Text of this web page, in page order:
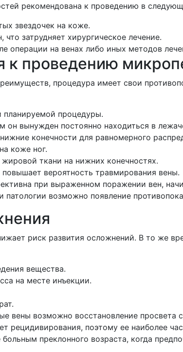
рекомендована к проведению в
звездочек на коже.
затрудняет хирургическое лечение.
операции на венах либо иных методов
к проведению
процедура имеет свои
процедуры.
он вынужден постоянно находиться в
конечности для равномерного
коже ног.
ткани на нижних конечностях.
вероятность травмирования вены.
при выраженном поражении вен,
патологии возможно появление
риск развития осложнений. В то же
вещества.
на месте инъекции.
вены возможно восстановление просвета
рецидивирования, поэтому ее наиболее
преклонного возраста, когда